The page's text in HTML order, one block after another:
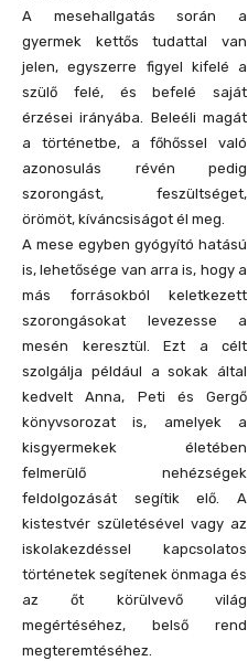
A mesehallgatás során a
gyermek kettős tudattal van
jelen, egyszerre figyel kifelé a
szülő felé, és befelé saját
érzései irányába. Beleéli magát
a történetbe, a főhőssel való
azonosulás révén pedig
szorongást, feszültséget,
örömöt, kíváncsiságot él meg.
A mese egyben gyógyító hatású
is, lehetősége van arra is, hogy a
más forrásokból keletkezett
szorongásokat levezesse a
mesén keresztül. Ezt a célt
szolgálja például a sokak által
kedvelt Anna, Peti és Gergő
könyvsorozat is, amelyek a
kisgyermekek életében
felmerülő nehézségek
feldolgozását segítik elő. A
kistestvér születésével vagy az
iskolakezdéssel kapcsolatos
történetek segítenek önmaga és
az őt körülvevő világ
megértéséhez, belső rend
megteremtéséhez.